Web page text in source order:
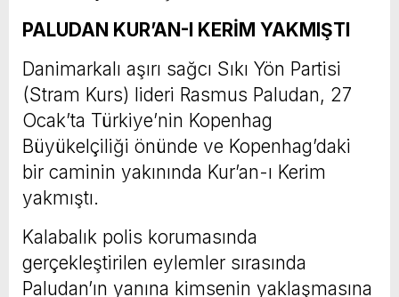
PALUDAN KUR’AN-I KERİM YAKMIŞTI
Danimarkalı aşırı sağcı Sıkı Yön Partisi
(Stram Kurs) lideri Rasmus Paludan, 27
Ocak’ta Türkiye’nin Kopenhag
Büyükelçiliği önünde ve Kopenhag’daki
bir caminin yakınında Kur’an-ı Kerim
yakmıştı.
Kalabalık polis korumasında
gerçekleştirilen eylemler sırasında
Paludan’ın yanına kimsenin yaklaşmasına